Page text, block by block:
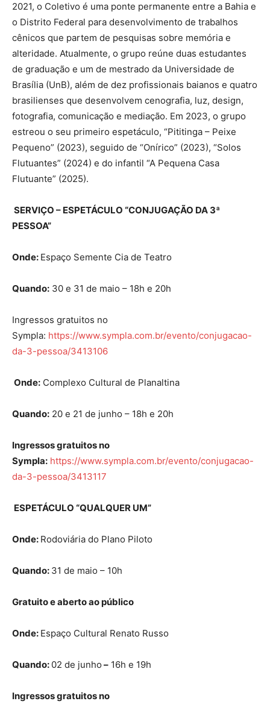
2021, o Coletivo é uma ponte permanente entre a Bahia e
o Distrito Federal para desenvolvimento de trabalhos
cênicos que partem de pesquisas sobre memória e
alteridade. Atualmente, o grupo reúne duas estudantes
de graduação e um de mestrado da Universidade de
Brasília (UnB), além de dez profissionais baianos e quatro
brasilienses que desenvolvem cenografia, luz, design,
fotografia, comunicação e mediação. Em 2023, o grupo
estreou o seu primeiro espetáculo, “Pititinga – Peixe
Pequeno” (2023), seguido de “Onírico” (2023), “Solos
Flutuantes” (2024) e do infantil “A Pequena Casa
Flutuante” (2025).
SERVIÇO – ESPETÁCULO “CONJUGAÇÃO DA 3ª
PESSOA”
Onde: Espaço Semente Cia de Teatro
Quando: 30 e 31 de maio – 18h e 20h
Ingressos gratuitos no
Sympla: https://www.sympla.com.br/evento/conjugacao-
da-3-pessoa/3413106
Onde: Complexo Cultural de Planaltina
Quando: 20 e 21 de junho – 18h e 20h
Ingressos gratuitos no
Sympla: https://www.sympla.com.br/evento/conjugacao-
da-3-pessoa/3413117
ESPETÁCULO “QUALQUER UM”
Onde: Rodoviária do Plano Piloto
Quando: 31 de maio – 10h
Gratuito e aberto ao público
Onde: Espaço Cultural Renato Russo
Quando: 02 de junho – 16h e 19h
Ingressos gratuitos no